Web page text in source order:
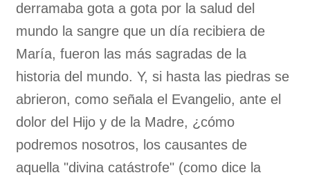
derramaba gota a gota por la salud del
mundo la sangre que un día recibiera de
María, fueron las más sagradas de la
historia del mundo. Y, si hasta las piedras se
abrieron, como señala el Evangelio, ante el
dolor del Hijo y de la Madre, ¿cómo
podremos nosotros, los causantes de
aquella "divina catástrofe" (como dice la